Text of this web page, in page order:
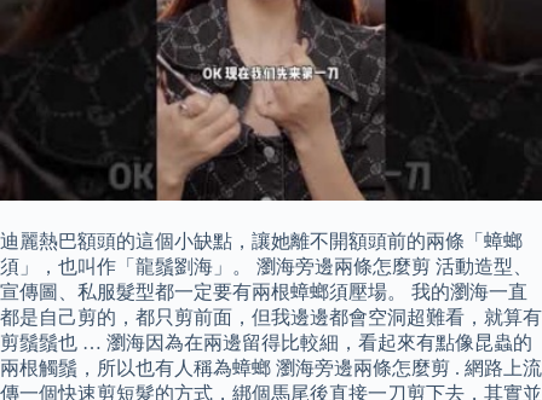
迪麗熱巴額頭的這個小缺點，讓她離不開額頭前的兩條「蟑螂
須」，也叫作「龍鬚劉海」。 瀏海旁邊兩條怎麼剪 活動造型、
宣傳圖、私服髮型都一定要有兩根蟑螂須壓場。 我的瀏海一直
都是自己剪的，都只剪前面，但我邊邊都會空洞超難看，就算有
剪鬚鬚也 … 瀏海因為在兩邊留得比較細，看起來有點像昆蟲的
兩根觸鬚，所以也有人稱為蟑螂 瀏海旁邊兩條怎麼剪 . 網路上流
傳一個快速剪短髮的方式，綁個馬尾後直接一刀剪下去，其實並